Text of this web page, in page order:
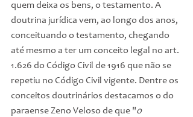
quem deixa os bens, o testamento. A
doutrina jurídica vem, ao longo dos anos,
conceituando o testamento, chegando
até mesmo a ter um conceito legal no art.
1.626 do Código Civil de 1916 que não se
repetiu no Código Civil vigente. Dentre os
conceitos doutrinários destacamos o do
paraense Zeno Veloso de que "o